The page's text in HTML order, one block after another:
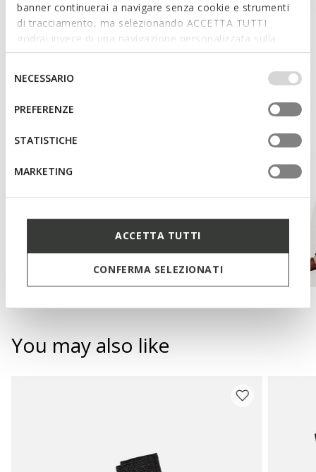
banner continuerai a navigare senza cookie e strumenti
di tracciamento, ma selezionando ACCETTA TUTTI
godrai invece di una navigazione personalizzata sulla
base dei tuoi gusti ed interessi. Selezionando
IMPOSTAZIONI potrai anche scegliere quali cookies ed
altri strumenti di tracciamento autorizzare. Per maggiori
informazioni o per modificare in qualsiasi momento le
tue impostazioni, visita la nostra
consenso
NECESSARIO
PREFERENZE
STATISTICHE
MARKETING
ACCETTA TUTTI
CONFERMA SELEZIONATI
You may also like